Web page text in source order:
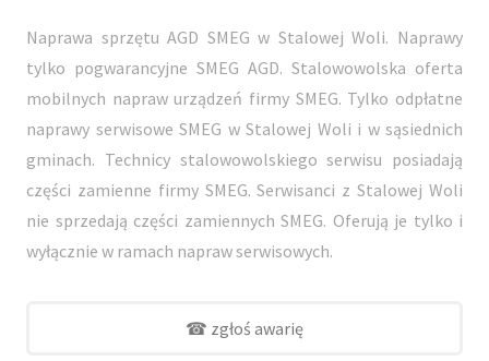
Naprawa sprzętu AGD SMEG w Stalowej Woli. Naprawy
tylko pogwarancyjne SMEG AGD. Stalowowolska oferta
mobilnych napraw urządzeń firmy SMEG. Tylko odpłatne
naprawy serwisowe SMEG w Stalowej Woli i w sąsiednich
gminach. Technicy stalowowolskiego serwisu posiadają
części zamienne firmy SMEG. Serwisanci z Stalowej Woli
nie sprzedają części zamiennych SMEG. Oferują je tylko i
wyłącznie w ramach napraw serwisowych.
☎ zgłoś awarię